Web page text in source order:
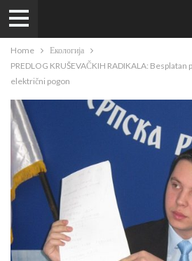
Home
Екологија
PREDLOG KRUŠEVAČKIH RADIKALA:
električni pogon